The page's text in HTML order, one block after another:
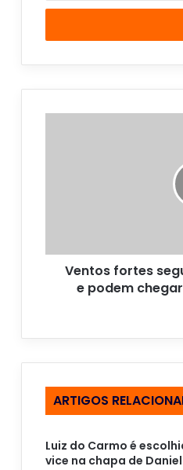
s
r
s
o
a
Ventos fortes
e podem
ARTIGOS
Luiz do Carmo é
vice na chapa de